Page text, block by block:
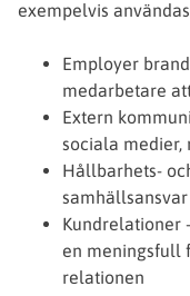
exempelvis
Employer
medarbetare
Extern
sociala medier,
Hållbarhets-
Kundrelationer
en meningsfull
relationen